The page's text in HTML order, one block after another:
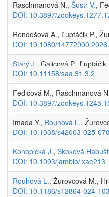
Raschmanová N., Šustr V.,
DOI: 10.3897/
Rendošová A., Ľuptáčik P.,
DOI: 10.1080/
Starý J., Galicová P.,
DOI: 10.11158/saa.31.3.2
Fedičová M., Raschmanová
DOI: 10.3897/
Imada Y., Rouhová L.,
DOI: 10.1038/s42003-025-
Konopická J., Skoková
DOI: 10.1093/jambio/lxae213
Rouhová L., Žurovcová M.,
DOI: 10.1186/s12864-024-